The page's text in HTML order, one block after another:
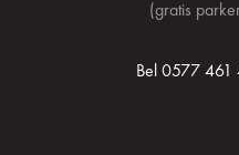
(gratis
Bel 0577 461